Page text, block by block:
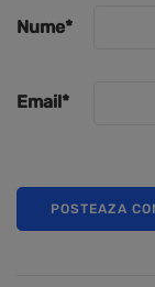
Nume*
Email*